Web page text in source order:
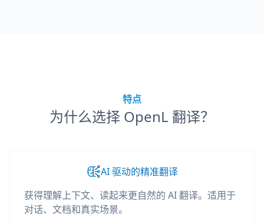
特点
为什么选择 OpenL 翻译？
AI 驱动的精准翻译
获得理解上下文、读起来更自然的 AI 翻译。适用于
对话、文档和真实场景。